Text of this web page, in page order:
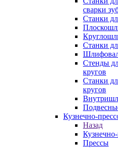
сварки
Станки
Станки
Стенды
кругов
Станки
кругов
Кузнечно-
Назад
Прессы